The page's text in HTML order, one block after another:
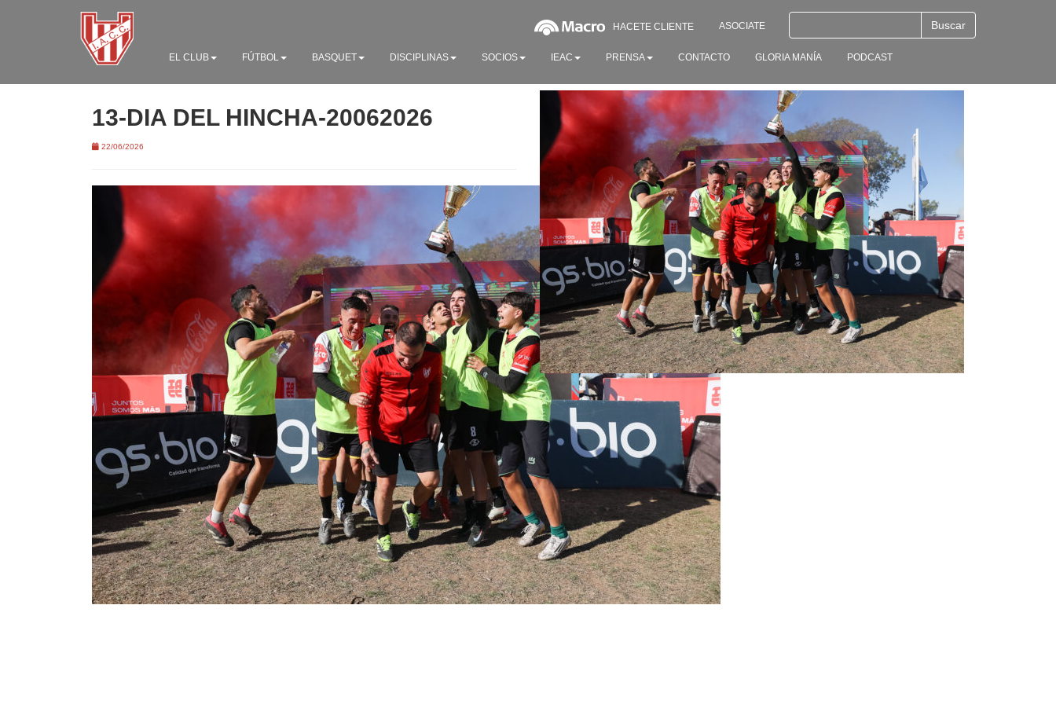
HACETE CLIENTE ASOCIATE
EL CLUB FÚTBOL BASQUET DISCIPLINAS SOCIOS IEAC PRENSA CONTACTO GLORIA MANÍA PODCAST
13-DIA DEL HINCHA-20062026
22/06/2026